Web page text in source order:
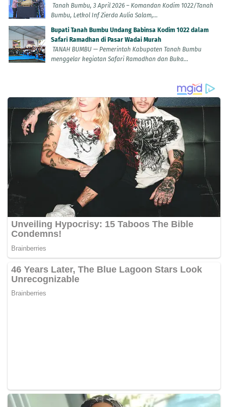
Tanah Bumbu, 3 April 2026 – Komandan Kodim 1022/Tanah
Bumbu, Letkol Inf Zierda Aulia Salam,...
Bupati Tanah Bumbu Undang Babinsa Kodim 1022 dalam
Safari Ramadhan di Pasar Wadai Murah
TANAH BUMBU — Pemerintah Kabupaten Tanah Bumbu
menggelar kegiatan Safari Ramadhan dan Buka...